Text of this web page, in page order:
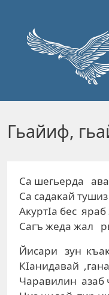
Гьайиф,
Са шегьерда
Са садакай
АкуртIа бес яраб
Сагъ жеда жал
Йисари зун
КIанидавай
Чаравилин азаб